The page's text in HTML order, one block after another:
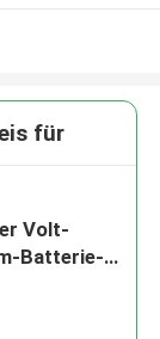
für
Volt-
Batterie-